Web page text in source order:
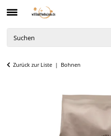
Zurück zur Liste Bohnen